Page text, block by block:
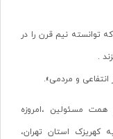
توانسته نیم قرن را در
.
و مردمی».
مسئولین ،امروزه
کهریزک استان تهران،